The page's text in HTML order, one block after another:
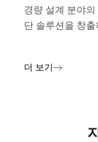
경량 설계 분야
단 솔루션을 창
더 보기